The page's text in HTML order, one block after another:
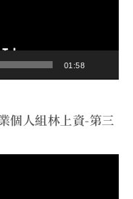
01:58
個人組林上資-第三